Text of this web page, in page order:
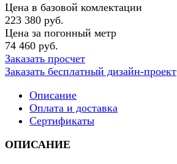
Цена в базовой комлектации
223 380 руб.
Цена за погонный метр
74 460 руб.
Заказать просчет
Заказать бесплатный дизайн-проект
Описание
Оплата и доставка
Сертификаты
ОПИСАНИЕ